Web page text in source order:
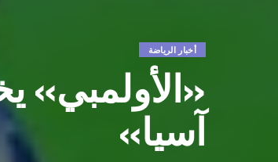
أخبار الرياضة
آسيا»